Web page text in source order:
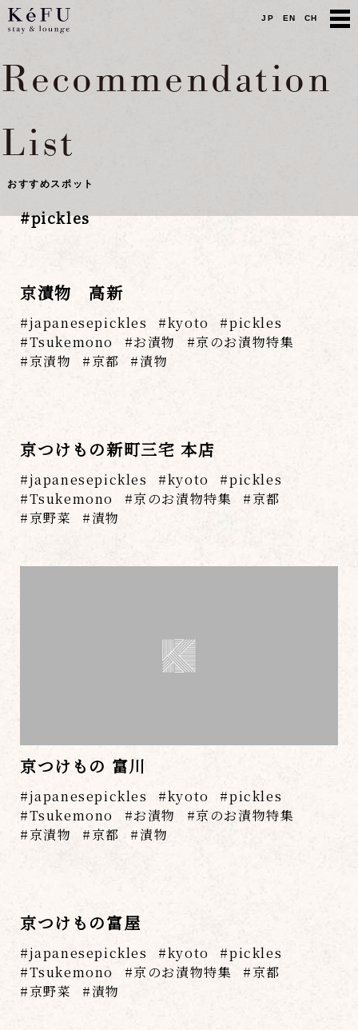
JP EN CH
Recommendation
List
おすすめスポット
#pickles
京漬物 高新
japanesepickles kyoto
pickles
Tsukemono
お漬物
京のお漬物特集
京漬物
京都 漬物
京つけもの新町三宅 本店
japanesepickles kyoto
pickles
Tsukemono
京のお漬物特集
京都
京野菜
漬物
京つけもの 富川
japanesepickles kyoto
pickles
Tsukemono
お漬物
京のお漬物特集
京漬物
京都 漬物
京つけもの富屋
japanesepickles kyoto
pickles
Tsukemono
京のお漬物特集
京都
京野菜
漬物